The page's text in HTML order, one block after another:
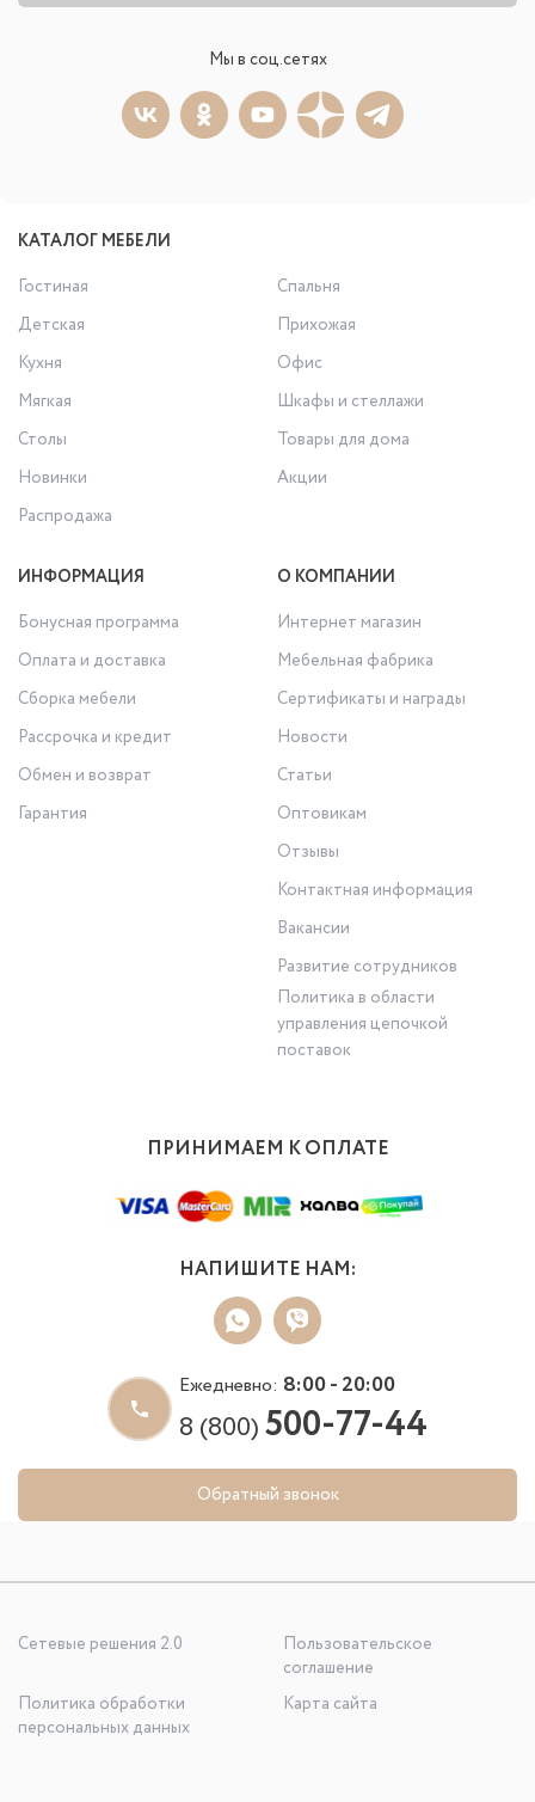
Мы в соц.сетях
КАТАЛОГ МЕБЕЛИ
Гостиная
Спальня
Детская
Прихожая
Кухня
Офис
Мягкая
Шкафы и стеллажи
Столы
Товары для дома
Новинки
Акции
Распродажа
ИНФОРМАЦИЯ
Бонусная программа
Оплата и доставка
Сборка мебели
Рассрочка и кредит
Обмен и возврат
Гарантия
О КОМПАНИИ
Интернет магазин
Мебельная фабрика
Сертификаты и награды
Новости
Статьи
Оптовикам
Отзывы
Контактная информация
Вакансии
Развитие сотрудников
Политика в области
управления цепочкой
поставок
ПРИНИМАЕМ К ОПЛАТЕ
НАПИШИТЕ НАМ:
Ежедневно: 8:00 - 20:00
8 (800)500-77-44
Обратный звонок
Сетевые решения 2.0
Пользовательское
соглашение
Политика обработки
персональных данных
Карта сайта